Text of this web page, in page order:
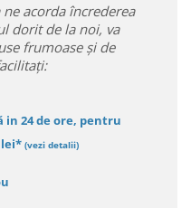
acorda încrederea
dorit de la noi, va
frumoase și de
in 24 de ore, pentru
lei* (vezi detalii)